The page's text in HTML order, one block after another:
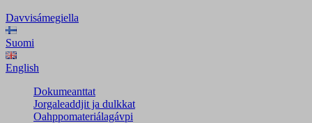
Davvisámegiella
Suomi
English
Dokumeanttat
Jorgaleaddjit ja dulkkat
Oahppomateriálagávpi